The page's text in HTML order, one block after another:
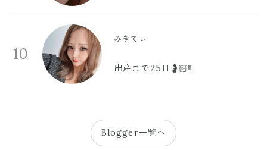
10
みきてぃ
出産まで25日🤰🏻‼️
Blogger一覧へ